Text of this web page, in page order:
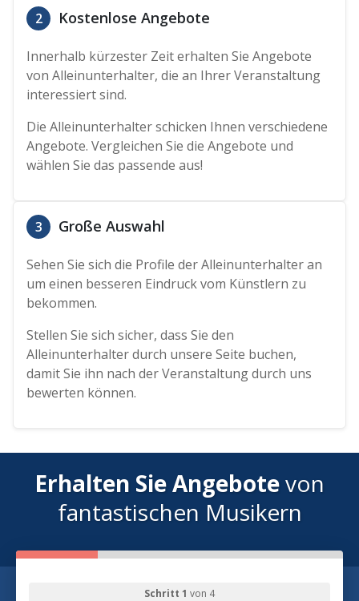
2 Kostenlose Angebote
Innerhalb kürzester Zeit erhalten Sie Angebote
von Alleinunterhalter, die an Ihrer Veranstaltung
interessiert sind.
Die Alleinunterhalter schicken Ihnen verschiedene
Angebote. Vergleichen Sie die Angebote und
wählen Sie das passende aus!
3 Große Auswahl
Sehen Sie sich die Profile der Alleinunterhalter an
um einen besseren Eindruck vom Künstlern zu
bekommen.
Stellen Sie sich sicher, dass Sie den
Alleinunterhalter durch unsere Seite buchen,
damit Sie ihn nach der Veranstaltung durch uns
bewerten können.
Erhalten Sie Angebotevon
fantastischen Musikern
Schritt 1 von 4